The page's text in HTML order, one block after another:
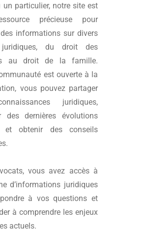
un particulier, notre site est
précieuse pour
informations sur divers
du droit des
au droit de la famille.
est ouverte à la
vous pouvez partager
juridiques,
des dernières évolutions
et obtenir des conseils
, vous avez accès à
d’informations juridiques
à vos questions et
à comprendre les enjeux
actuels.